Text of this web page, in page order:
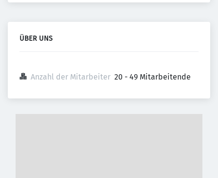
ÜBER UNS
Anzahl der Mitarbeiter 20 - 49 Mitarbeitende